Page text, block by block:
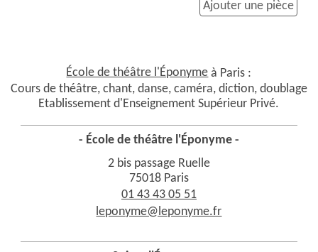
Ajouter une pièce
École de théâtre l'Éponyme à Paris :
Cours de théâtre, chant, danse, caméra, diction, doublage
Etablissement d'Enseignement Supérieur Privé.
- École de théâtre l'Éponyme -
2 bis passage Ruelle
75018 Paris
01 43 43 05 51
leponyme@leponyme.fr